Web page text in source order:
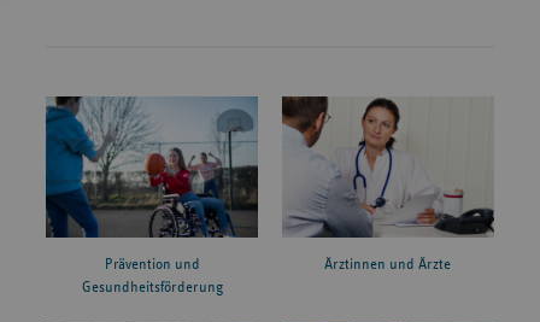
Prävention und
Gesundheitsförderung
Ärztinnen und Ärzte